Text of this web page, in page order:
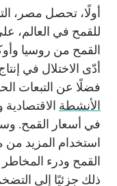
أولًا، تحصل مصر،
القمح من روسيا
أدّى الاختلال في
فضلًا عن التبعات
الأنشطة
في أسعار القمح.
استخدام المزيد من
القمح ودرء المخاطر
ذلك جزئيًا إلى